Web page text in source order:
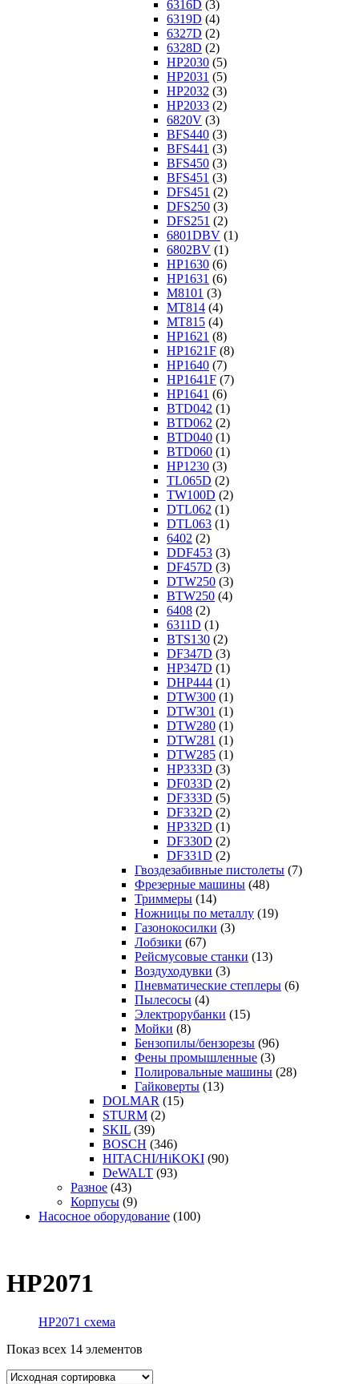
6316D (3)
6319D (4)
6327D (2)
6328D (2)
HP2030 (5)
HP2031 (5)
HP2032 (3)
HP2033 (2)
6820V (3)
BFS440 (3)
BFS441 (3)
BFS450 (3)
BFS451 (3)
DFS451 (2)
DFS250 (3)
DFS251 (2)
6801DBV (1)
6802BV (1)
HP1630 (6)
HP1631 (6)
M8101 (3)
MT814 (4)
MT815 (4)
HP1621 (8)
HP1621F (8)
HP1640 (7)
HP1641F (7)
HP1641 (6)
BTD042 (1)
BTD062 (2)
BTD040 (1)
BTD060 (1)
HP1230 (3)
TL065D (2)
TW100D (2)
DTL062 (1)
DTL063 (1)
6402 (2)
DDF453 (3)
DF457D (3)
DTW250 (3)
BTW250 (4)
6408 (2)
6311D (1)
BTS130 (2)
DF347D (3)
HP347D (1)
DHP444 (1)
DTW300 (1)
DTW301 (1)
DTW280 (1)
DTW281 (1)
DTW285 (1)
HP333D (3)
DF033D (2)
DF333D (5)
DF332D (2)
HP332D (1)
DF330D (2)
DF331D (2)
Гвоздезабивные пистолеты (7)
Фрезерные машины (48)
Триммеры (14)
Ножницы по металлу (19)
Газонокосилки (3)
Лобзики (67)
Рейсмусовые станки (13)
Воздуходувки (3)
Пневматические степлеры (6)
Пылесосы (4)
Электрорубанки (15)
Мойки (8)
Бензопилы/бензорезы (96)
Фены промышленные (3)
Полировальные машины (28)
Гайковерты (13)
DOLMAR (15)
STURM (2)
SKIL (39)
BOSCH (346)
HITACHI/HiKOKI (90)
DeWALT (93)
Разное (43)
Корпусы (9)
Насосное оборудование (100)
HP2071
HP2071 схема
Показ всех 14 элементов